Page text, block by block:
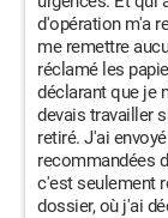
d'opération m'a
me remettre
réclamé les
déclarant que je
devais travailler
retiré. J'ai
recommandées
c'est seulement
dossier, où j'ai